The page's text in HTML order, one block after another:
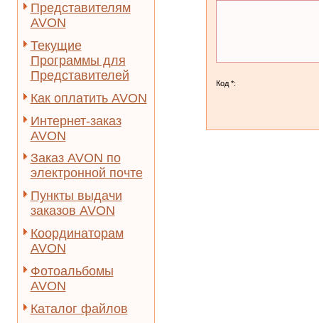
Представителям
AVON
Текущие
Программы для
Представителей
Как оплатить AVON
Интернет-заказ
AVON
Заказ AVON по
электронной почте
Пункты выдачи
заказов AVON
Координаторам
AVON
Фотоальбомы
AVON
Каталог файлов
Код *: